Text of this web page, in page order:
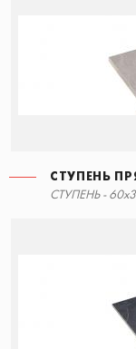
СТУПЕНЬ
СТУПЕНЬ -
СТУПЕНЬ
60x34,5